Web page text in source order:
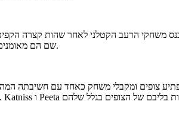
שם הם מאומנים היו לראווה לציבור.